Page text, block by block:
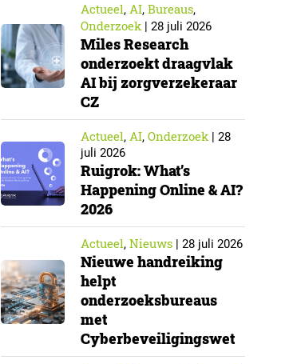
Actueel, AI, Bureaus,
Onderzoek| 28 juli 2026
Miles Research
onderzoekt draagvlak
AI bij zorgverzekeraar
CZ
Actueel, AI, Onderzoek| 28
juli 2026
Ruigrok: What’s
Happening Online & AI?
2026
Actueel, Nieuws | 28 juli 2026
Nieuwe handreiking
helpt
onderzoeksbureaus
met
Cyberbeveiligingswet